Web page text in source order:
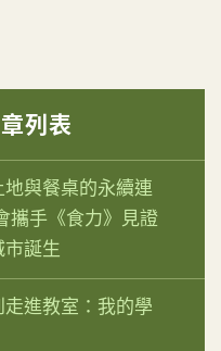
列表
地與餐桌的永續連
攜手《食力》見證
市誕生
進教室：我的學